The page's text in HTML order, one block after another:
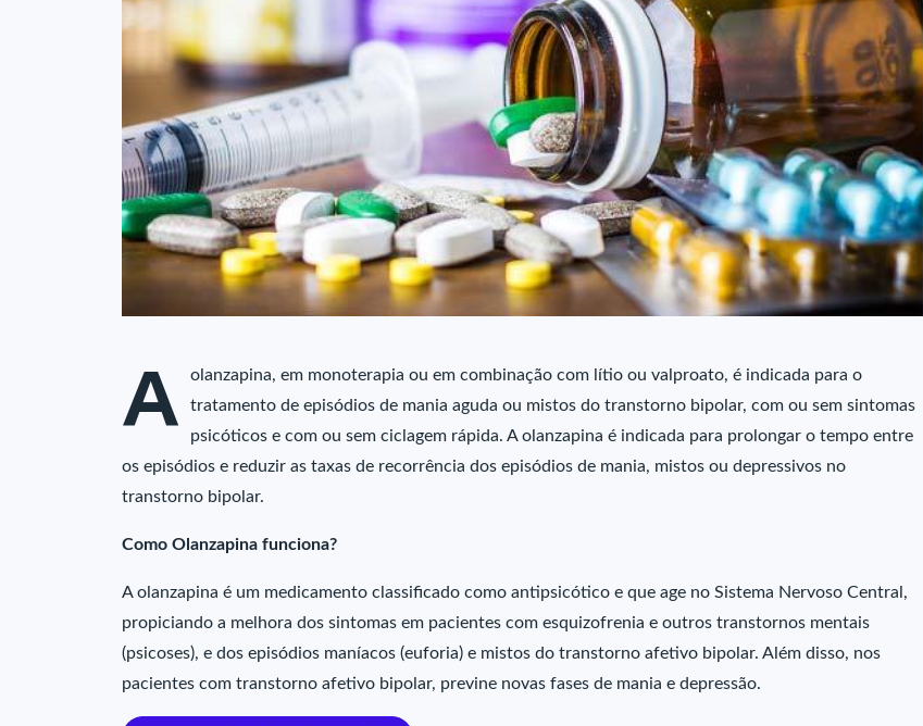
A
olanzapina, em monoterapia ou em combinação com lítio ou valproato, é indicada para o
tratamento de episódios de mania aguda ou mistos do transtorno bipolar, com ou sem sintomas
psicóticos e com ou sem ciclagem rápida. A olanzapina é indicada para prolongar o tempo entre
os episódios e reduzir as taxas de recorrência dos episódios de mania, mistos ou depressivos no
transtorno bipolar.
Como Olanzapina funciona?
A olanzapina é um medicamento classificado como antipsicótico e que age no Sistema Nervoso Central,
propiciando a melhora dos sintomas em pacientes com esquizofrenia e outros transtornos mentais
(psicoses), e dos episódios maníacos (euforia) e mistos do transtorno afetivo bipolar. Além disso, nos
pacientes com transtorno afetivo bipolar, previne novas fases de mania e depressão.